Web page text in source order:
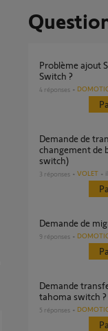
Problème ajout SMOOVE IO sur Tahoma
Switch ?
4 réponses
Demande de transfert de clé io suite à
changement de
switch)
3 réponses VOLET
Demande de
9 réponses
Demande transfert clé IO tahoma Box vers
tahoma switch ?
5 réponses